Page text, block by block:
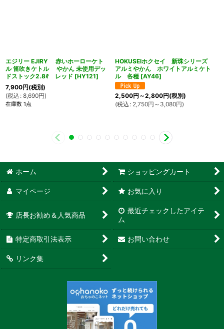
エジリー EJIRY 赤いホーローケト
ル 笛吹きケトル やかん 未使用デッ
ドストック2.8ℓ レッド [HY121]
7,900円(税別)
(税込 : 8,690円)
在庫数 1点
HOKUSEIホクセイ 新珠シリーズ
アルミやかん ホワイトアルミケト
ル 各種 [AY46]
2,500円 ～2,800円(税別)
(税込 : 2,750円 ～3,080円)
ホーム ショッピングカート
マイページ お気に入り
店長お勧め＆人気商品
最近チェックしたアイテ
ム
特定商取引法表示 お問い合わせ
リンク集